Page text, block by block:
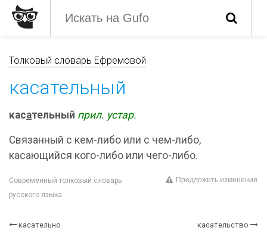
Толковый словарь Ефремовой
касательный
касательный прил. устар.
Связанный с кем-либо или с чем-либо,
касающийся кого-либо или чего-либо.
Современный толковый словарь
русского языка
Предложить изменения
касательно касательство